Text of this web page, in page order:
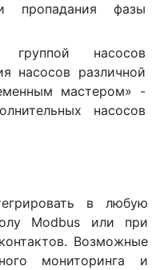
пропадания фазы
группой насосов
насосов различной
мастером» -
насосов
в любую
Modbus или при
Возможные
мониторинга и